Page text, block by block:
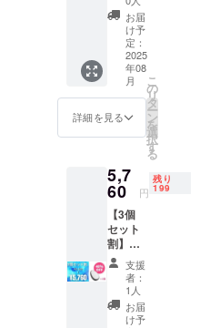
材の供
給状
況、製
造工程
上の都
合等に
より出
荷時期
ます。
販売予
定価格
6,400円
35%OF
F］ ※デ
ザイ
ン・仕
様は変
更にな
性もご
ざいま
す。ご
了承く
ださ
い。 ※
ご注文
状況、
使用部
材の供
給状
お届
け予
定：
2025
年08
月
詳細を見る
こ
の
リ
タ
ー
ン
を
選
択
す
る
5,7
60 円
残り
199
【3個
セット
割】完
成した
製品点
［一般
販売予
定価格
支援
者：
1人
お届
け予